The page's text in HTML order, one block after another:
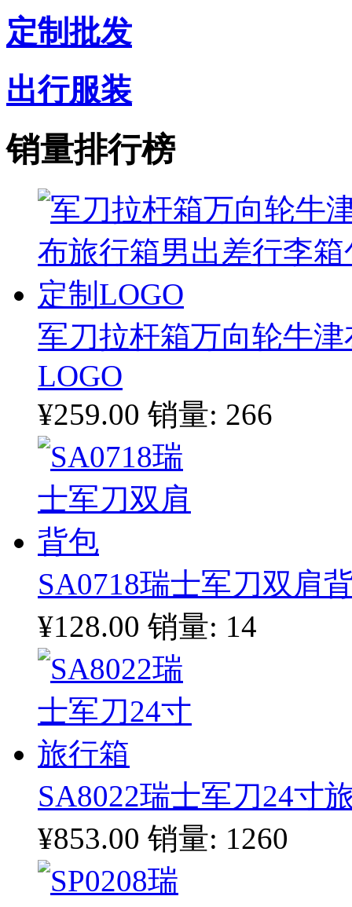
定制批发
出行服装
销量排行榜
军刀拉杆箱万向轮牛
LOGO
¥259.00 销量: 266
SA0718瑞士军刀双肩
¥128.00 销量: 14
SA8022瑞士军刀24寸
¥853.00 销量: 1260